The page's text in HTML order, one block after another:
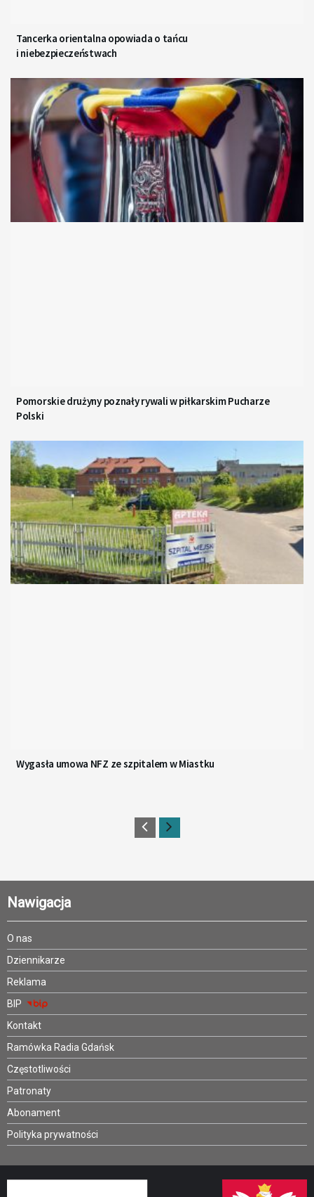
Tancerka orientalna opowiada o tańcu
i niebezpieczeństwach
Pomorskie drużyny poznały rywali w piłkarskim Pucharze
Polski
Wygasła umowa NFZ ze szpitalem w Miastku
Nawigacja
O nas
Dziennikarze
Reklama
BIP
Kontakt
Ramówka Radia Gdańsk
Częstotliwości
Patronaty
Abonament
Polityka prywatności